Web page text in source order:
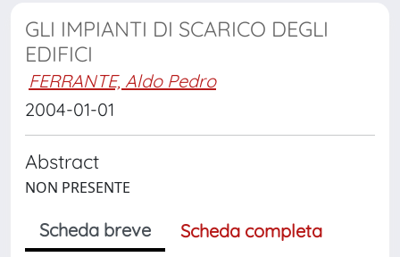
GLI IMPIANTI DI SCARICO DEGLI
EDIFICI
FERRANTE, Aldo Pedro
2004-01-01
Abstract
NON PRESENTE
Scheda breve
Scheda completa